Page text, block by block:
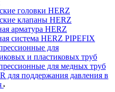
головки HERZ
клапаны HERZ
арматура HERZ
система HERZ PIPEFIX
для
и пластиковых труб
для медных труб
для поддержания давления в